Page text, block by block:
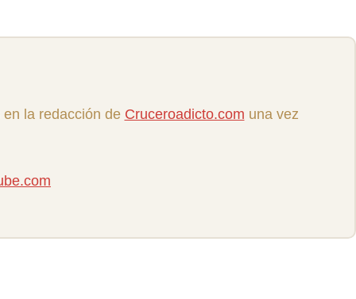
la redacción de Cruceroadicto.com una vez